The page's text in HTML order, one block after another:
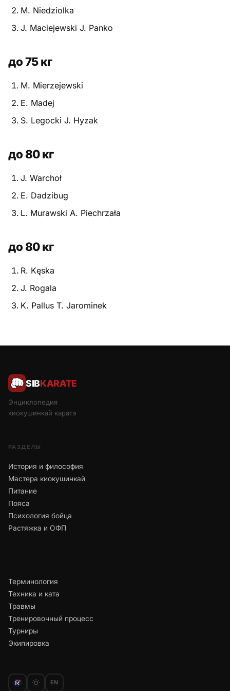
Питание
Психология бойца
Растяжка и ОФП
Терминология
Травмы
Тренировочный процесс
Турниры
M. Niedziolka
J. Maciejewski J. Panko
до 75 кг
M. Mierzejewski
E. Madej
S. Legocki J. Hyzak
до 80 кг
J. Warchoł
E. Dadzibug
L. Murawski A. Piechrzała
до 80 кг
R. Kęska
J. Rogala
K. Pallus T. Jarominek
SIBKARATE
Энциклопедия
киокушинкай каратэ
РАЗДЕЛЫ
История и философия
Мастера киокушинкай
Питание
Пояса
Психология бойца
Растяжка и ОФП
Терминология
Техника и ката
Травмы
Тренировочный процесс
Турниры
Экипировка
EN